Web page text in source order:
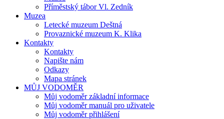
Příměstský tábor Vl. Zedník
Muzea
Letecké muzeum Deštná
Provaznické muzeum K. Klika
Kontakty
Kontakty
Napište nám
Odkazy
Mapa stránek
MŮJ VODOMĚR
Můj vodoměr základní informace
Můj vodoměr manuál pro uživatele
Můj vodoměr přihlášení